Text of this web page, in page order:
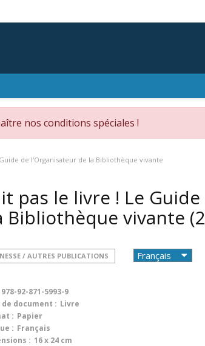
nos conditions spéciales !
de l'Organisateur de la Bibliothèque vivante
pas le livre ! Le Guide
Bibliothèque vivante
/ AUTRES PUBLICATIONS
978-92-871-5993-9
de document : Livre
: Papier
: Français
: 16 x 24 cm